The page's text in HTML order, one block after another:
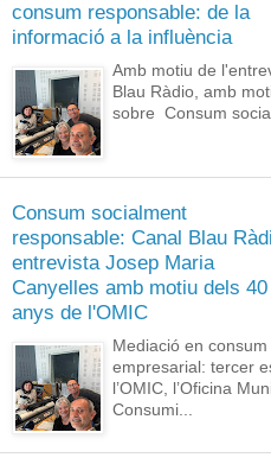
consum responsable: de la
informació a la influència
Amb motiu de
Blau Ràdio, amb
sobre Consum
Consum socialment
responsable: Canal Blau
entrevista Josep Maria
Canyelles amb motiu dels 40
anys de l'OMIC
Mediació en
empresarial: tercer
l’OMIC, l’Oficina
Consumi...